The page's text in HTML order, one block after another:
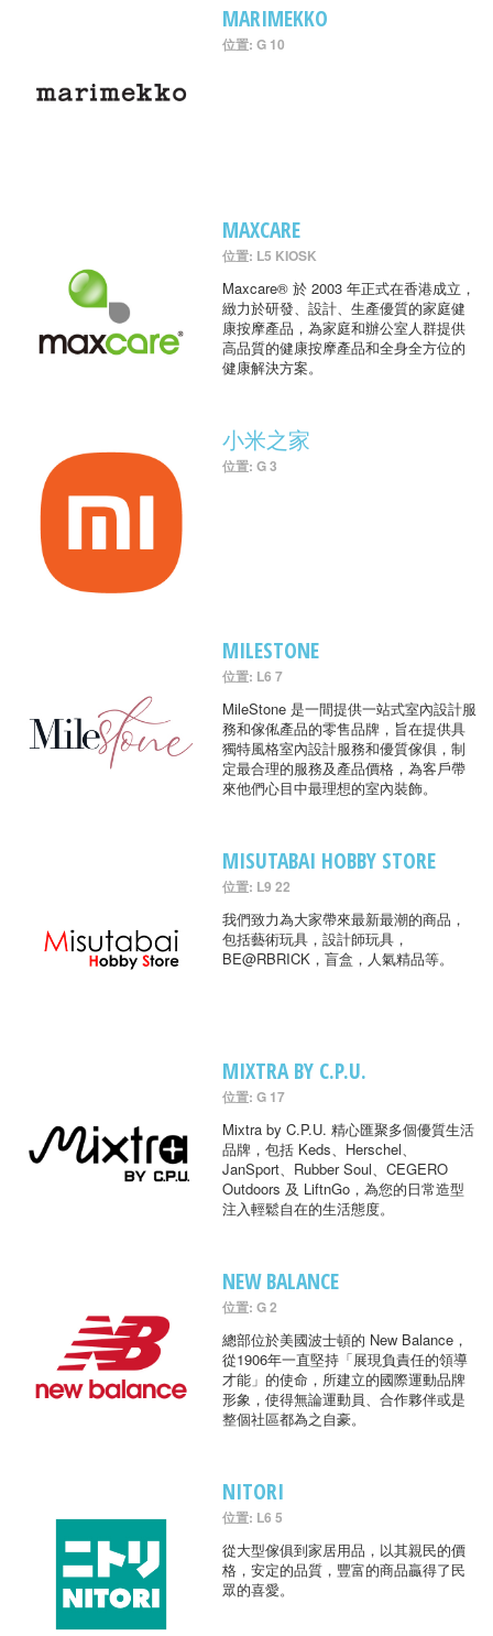
MARIMEKKO
位置: G 10
MAXCARE
位置: L5 KIOSK
Maxcare® 於 2003 年正式在香港成立，
緻力於研發、設計、生產優質的家庭健
康按摩產品，為家庭和辦公室人群提供
高品質的健康按摩產品和全身全方位的
健康解決方案。
小米之家
位置: G 3
MILESTONE
位置: L6 7
MileStone 是一間提供一站式室內設計服
務和傢俬產品的零售品牌，旨在提供具
獨特風格室內設計服務和優質傢俱，制
定最合理的服務及產品價格，為客戶帶
來他們心目中最理想的室內裝飾。
MISUTABAI HOBBY STORE
位置: L9 22
我們致力為大家帶來最新最潮的商品，
包括藝術玩具，設計師玩具，
BE@RBRICK，盲盒，人氣精品等。
MIXTRA BY C.P.U.
位置: G 17
Mixtra by C.P.U. 精心匯聚多個優質生活
品牌，包括 Keds、Herschel、
JanSport、Rubber Soul、CEGERO
Outdoors 及 LiftnGo，為您的日常造型
注入輕鬆自在的生活態度。
NEW BALANCE
位置: G 2
總部位於美國波士頓的 New Balance，
從1906年一直堅持「展現負責任的領導
才能」的使命，所建立的國際運動品牌
形象，使得無論運動員、合作夥伴或是
整個社區都為之自豪。
NITORI
位置: L6 5
從大型傢俱到家居用品，以其親民的價
格，安定的品質，豐富的商品贏得了民
眾的喜愛。